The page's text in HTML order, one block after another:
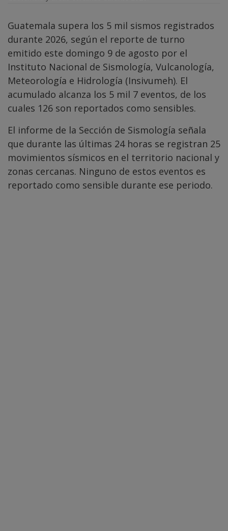
Guatemala supera los 5 mil sismos registrados
durante 2026, según el reporte de turno
emitido este domingo 9 de agosto por el
Instituto Nacional de Sismología, Vulcanología,
Meteorología e Hidrología (Insivumeh). El
acumulado alcanza los 5 mil 7 eventos, de los
cuales 126 son reportados como sensibles.
El informe de la Sección de Sismología señala
que durante las últimas 24 horas se registran 25
movimientos sísmicos en el territorio nacional y
zonas cercanas. Ninguno de estos eventos es
reportado como sensible durante ese periodo.